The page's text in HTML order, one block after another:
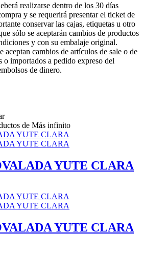
realizarse dentro de los 30 días
y se requerirá presentar el ticket de
conservar las cajas, etiquetas u otro
sólo se aceptarán cambios de productos
y con su embalaje original.
aceptan cambios de artículos de sale o de
o importados a pedido expreso del
de dinero.
YUTE CLARA
YUTE CLARA